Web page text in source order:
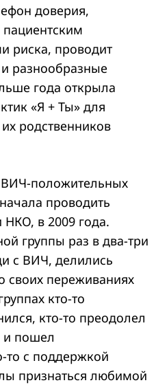
доверия,
пациентским
риска, проводит
разнообразные
года открыла
«Я + Ты» для
родственников
положительных
проводить
НКО, в 2009 года.
группы раз в два-три
с ВИЧ, делились
своих переживаниях
кто-то
кто-то преодолел
и пошел
то с поддержкой
признаться любимой